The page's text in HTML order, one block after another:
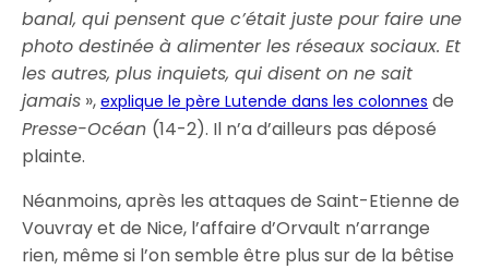
banal, qui pensent que c’était juste pour faire une
photo destinée à alimenter les réseaux sociaux. Et
les autres, plus inquiets, qui disent on ne sait
jamais »,explique le père Lutende dans les colonnes de
Presse-Océan (14-2). Il n’a d’ailleurs pas déposé
plainte.
Néanmoins, après les attaques de Saint-Etienne de
Vouvray et de Nice, l’affaire d’Orvault n’arrange
rien, même si l’on semble être plus sur de la bêtise